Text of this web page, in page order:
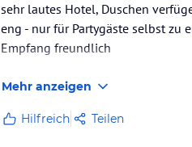
sehr lautes Hotel, Duschen
eng - nur für Partygäste selbst zu
Empfang freundlich
Mehr anzeigen
Hilfreich Teilen